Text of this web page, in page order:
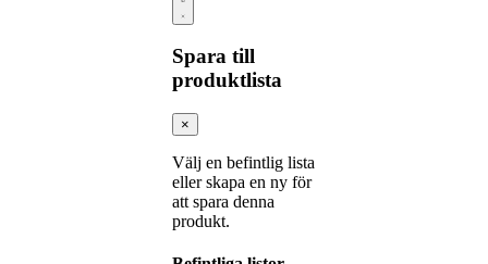
Spara till
produktlista
×
Välj en befintlig lista
eller skapa en ny för
att spara denna
produkt.